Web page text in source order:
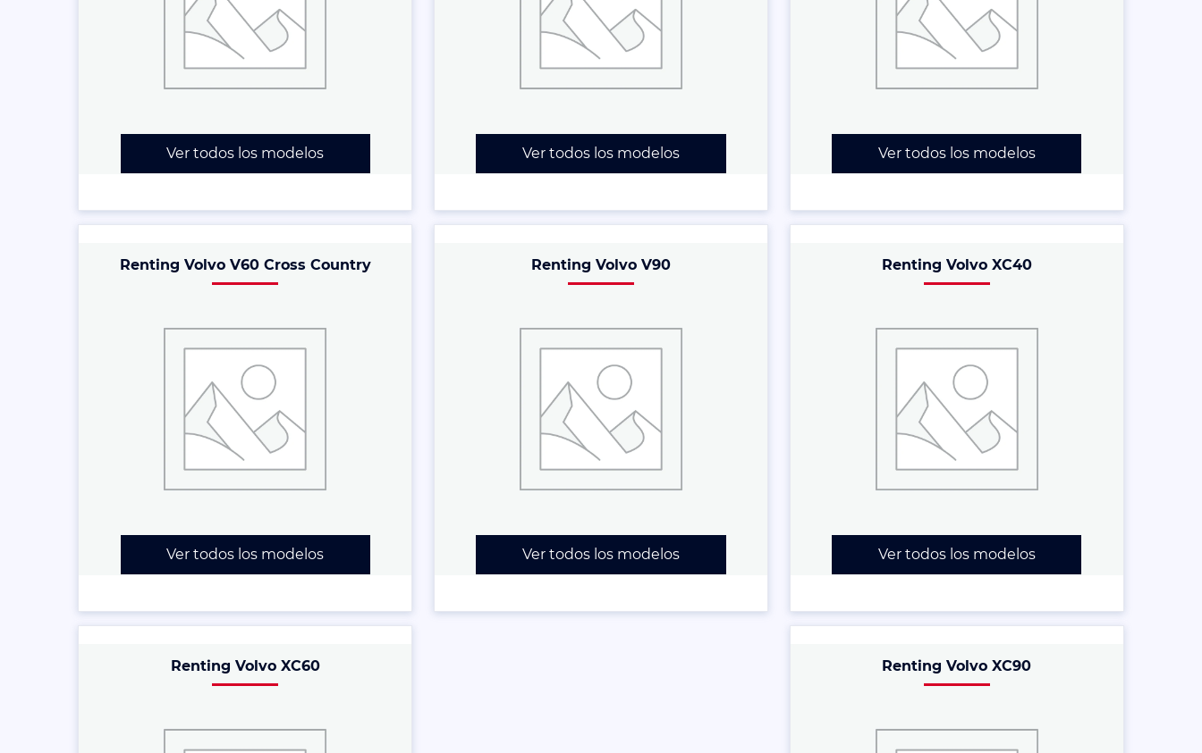
Ver todos los modelos Ver todos los modelos Ver todos los modelos
Renting Volvo V60 Cross Country
Ver todos los modelos
Renting Volvo V90
Ver todos los modelos
Renting Volvo XC40
Ver todos los modelos
Renting Volvo XC60 Renting Volvo XC90